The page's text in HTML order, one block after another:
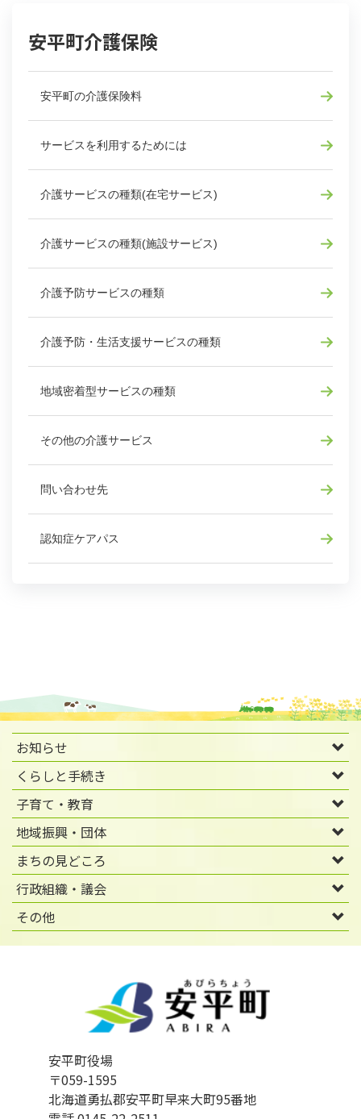
安平町介護保険
安平町の介護保険料
サービスを利用するためには
介護サービスの種類(在宅サービス)
介護サービスの種類(施設サービス)
介護予防サービスの種類
介護予防・生活支援サービスの種類
地域密着型サービスの種類
その他の介護サービス
問い合わせ先
認知症ケアパス
お知らせ
くらしと手続き
子育て・教育
地域振興・団体
まちの見どころ
行政組織・議会
その他
安平町役場
〒059-1595
北海道勇払郡安平町早来大町95番地